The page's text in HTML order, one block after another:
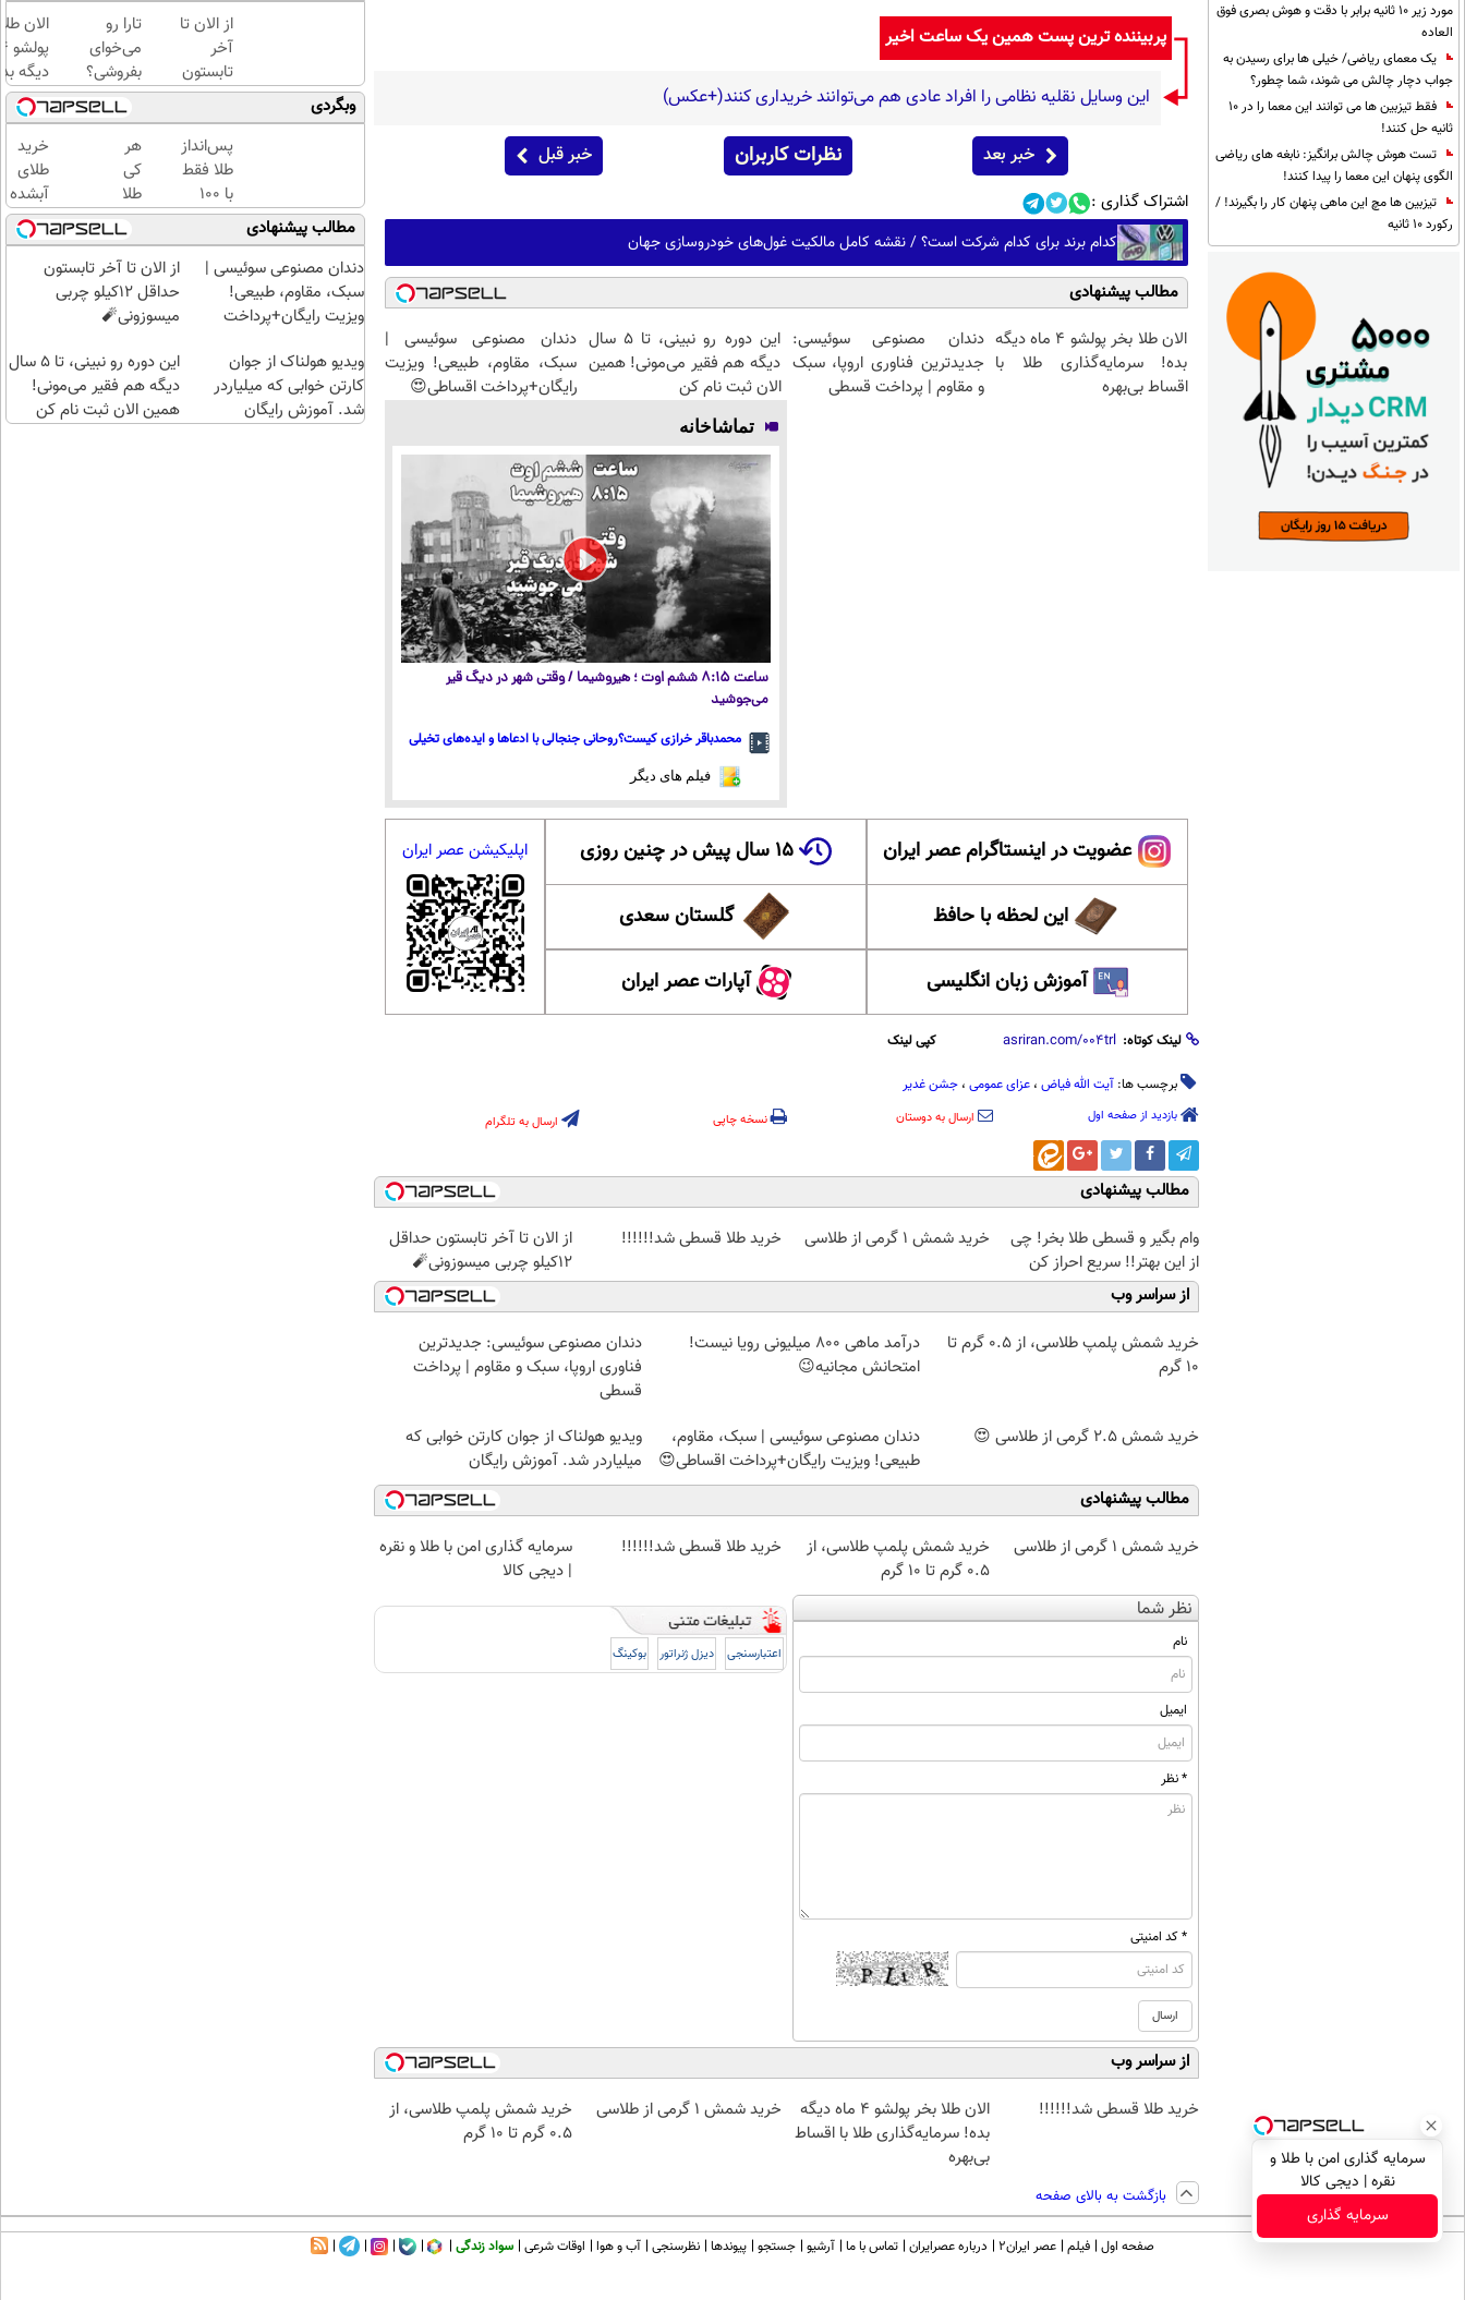
مورد زیر 10 ثانیه برابر با دقت و هوش بصری فوق
العاده
یک معمای ریاضی/ خیلی ها برای رسیدن به
جواب دچار چالش می شوند، شما چطور؟
فقط تیزبین ها می توانند این معما را در 10
ثانیه حل کنند!
تست هوش چالش برانگیز: نابغه های ریاضی
الگوی پنهان این معما را پیدا کنند!
تیزبین ها مچ این ماهی پنهان کار را بگیرند! /
رکورد 10 ثانیه
پربیننده ترین پست همین یک ساعت اخیر
این وسایل نقلیه نظامی را افراد عادی هم می‌توانند خریداری کنند(+عکس)
خبر بعد نظرات کاربران خبر قبل
اشتراک گذاری :
کدام برند برای کدام شرکت است؟ / نقشه کامل مالکیت غول‌های خودروسازی جهان
مطالب پیشنهادی
الان طلا بخر پولشو 4 ماه دیگه
بده! سرمایه‌گذاری طلا با
اقساط بی‌بهره
دندان مصنوعی سوئیسی:
جدیدترین فناوری اروپا، سبک
و مقاوم | پرداخت قسطی
این دوره رو نبینی، تا 5 سال
دیگه هم فقیر می‌مونی! همین
الان ثبت نام کن
دندان مصنوعی سوئیسی |
سبک، مقاوم، طبیعی! ویزیت
رایگان+پرداخت اقساطی😍
تماشاخانه
ساعت ۸:۱۵ ششم اوت ؛ هیروشیما / وقتی شهر در دیگ قیر
می‌جوشید
محمدباقر خرازی کیست؟روحانی جنجالی با ادعاها و ایده‌های تخیلی
فیلم های دیگر
عضویت در اینستاگرام عصر ایران ۱۵ سال پیش در چنین روزی
این لحظه با حافظ گلستان سعدی
آموزش زبان انگلیسی آپارات عصر ایران
اپلیکیشن عصر ایران
لینک کوتاه: کپی لینک
برچسب ها: آیت الله فیاض ، عزای عمومی ، جشن غدیر
بازدید از صفحه اول ارسال به دوستان نسخه چاپی ارسال به تلگرام
مطالب پیشنهادی
وام بگیر و قسطی طلا بخر! چی
از این بهتر!! سریع احراز کن
خرید شمش 1 گرمی از طلاسی خرید طلا قسطی شد!!!!!!
از الان تا آخر تابستون حداقل
12کیلو چربی میسوزونی🧨
از سراسر وب
خرید شمش پلمپ طلاسی، از ۰.۵ گرم تا
۱۰ گرم
درآمد ماهی 800 میلیونی رویا نیست!
امتحانش مجانیه😉
دندان مصنوعی سوئیسی: جدیدترین
فناوری اروپا، سبک و مقاوم | پرداخت
قسطی
خرید شمش 2.5 گرمی از طلاسی 😍
دندان مصنوعی سوئیسی | سبک، مقاوم،
طبیعی! ویزیت رایگان+پرداخت اقساطی😍
ویدیو هولناک از جوان کارتن خوابی که
میلیاردر شد. آموزش رایگان
مطالب پیشنهادی
خرید شمش 1 گرمی از طلاسی
خرید شمش پلمپ طلاسی، از
۰.۵ گرم تا ۱۰ گرم
خرید طلا قسطی شد!!!!!!
سرمایه گذاری امن با طلا و نقره
| دیجی کالا
نظر شما
نام
ایمیل
* نظر
* کد امنیتی
اعتبارسنجی دیزل ژنراتور بوکینگ
از سراسر وب
خرید طلا قسطی شد!!!!!!
الان طلا بخر پولشو 4 ماه دیگه
بده! سرمایه‌گذاری طلا با اقساط
بی‌بهره
خرید شمش 1 گرمی از طلاسی
خرید شمش پلمپ طلاسی، از
۰.۵ گرم تا ۱۰ گرم
بازگشت به بالای صفحه
از الان تا
آخر
تابستون
حداقل
12کیلو
چربی
میسوزونی
🧨
تارا رو
می‌خوای
بفروشی؟
با
خودرو۴۵
یک‌روزه
بفروشش
الان
دیگه
طلا با
بی‌بهره
وبگردی
پس‌انداز
طلا فقط
با ۱۰۰
هزارتومان
(امن و
راحت)
هر
کی
طلا
داره،
غم
نداره!
😊💎
(خرید
چند
کلیک)
خرید
طلای
آبشده
حتی با
۱۰۰هزارتومان
مطالب پیشنهادی
دندان مصنوعی سوئیسی |
سبک، مقاوم، طبیعی!
ویزیت رایگان+پرداخت
از الان تا آخر تابستون
حداقل 12کیلو چربی
میسوزونی🧨
ویدیو هولناک از جوان
کارتن خوابی که میلیاردر
شد. آموزش رایگان
این دوره رو نبینی، تا 5 سال
دیگه هم فقیر می‌مونی!
همین الان ثبت نام کن
سرمایه گذاری امن با طلا و
نقره | دیجی کالا
سرمایه گذاری
صفحه اول فیلم عصر ایران۲ درباره عصرایران تماس با ما آرشیو جستجو پیوندها نظرسنجی آب و هوا اوقات شرعی سواد زندگی